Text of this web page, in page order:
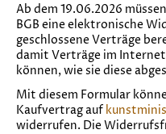
Ab dem 19.06.2026
BGB eine elektronische
geschlossene Verträge
damit Verträge im
können, wie sie diese
Mit diesem Formular
Kaufvertrag auf
widerrufen. Die